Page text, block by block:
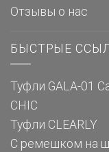
Отзывы о нас
БЫСТРЫЕ
Туфли GALA-01
CHIC
Туфли CLEARLY
С ремешком на